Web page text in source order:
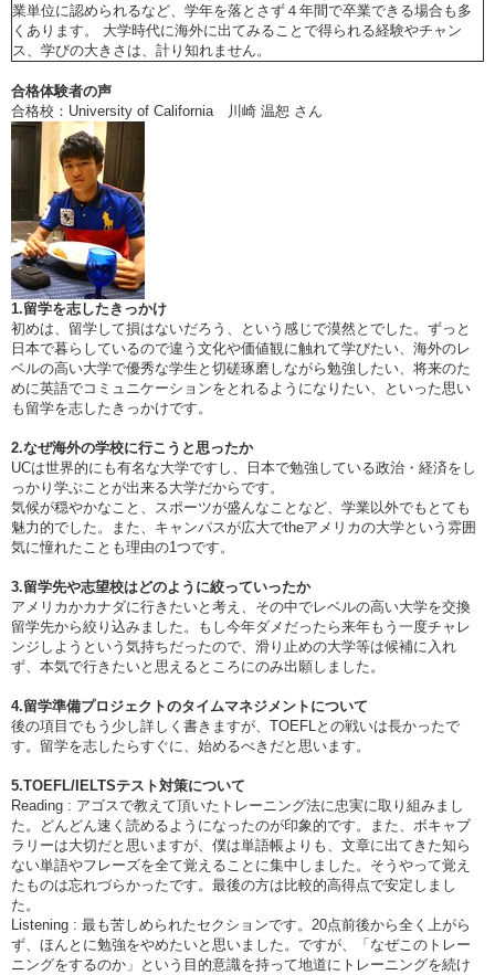
業単位に認められるなど、学年を落とさず４年間で卒業できる場合も多
くあります。 大学時代に海外に出てみることで得られる経験やチャン
ス、学びの大きさは、計り知れません。
合格体験者の声
合格校：University of California 川崎 温恕 さん
1.留学を志したきっかけ
初めは、留学して損はないだろう、という感じで漠然とでした。ずっと
日本で暮らしているので違う文化や価値観に触れて学びたい、海外のレ
ベルの高い大学で優秀な学生と切磋琢磨しながら勉強したい、将来のた
めに英語でコミュニケーションをとれるようになりたい、といった思い
も留学を志したきっかけです。
2.なぜ海外の学校に行こうと思ったか
UCは世界的にも有名な大学ですし、日本で勉強している政治・経済をし
っかり学ぶことが出来る大学だからです。
気候が穏やかなこと、スポーツが盛んなことなど、学業以外でもとても
魅力的でした。また、キャンパスが広大でtheアメリカの大学という雰囲
気に憧れたことも理由の1つです。
3.留学先や志望校はどのように絞っていったか
アメリカかカナダに行きたいと考え、その中でレベルの高い大学を交換
留学先から絞り込みました。もし今年ダメだったら来年もう一度チャレ
ンジしようという気持ちだったので、滑り止めの大学等は候補に入れ
ず、本気で行きたいと思えるところにのみ出願しました。
4.留学準備プロジェクトのタイムマネジメントについて
後の項目でもう少し詳しく書きますが、TOEFLとの戦いは長かったで
す。留学を志したらすぐに、始めるべきだと思います。
5.TOEFL/IELTSテスト対策について
Reading : アゴスで教えて頂いたトレーニング法に忠実に取り組みまし
た。どんどん速く読めるようになったのが印象的です。また、ボキャブ
ラリーは大切だと思いますが、僕は単語帳よりも、文章に出てきた知ら
ない単語やフレーズを全て覚えることに集中しました。そうやって覚え
たものは忘れづらかったです。最後の方は比較的高得点で安定しまし
た。
Listening : 最も苦しめられたセクションです。20点前後から全く上がら
ず、ほんとに勉強をやめたいと思いました。ですが、「なぜこのトレー
ニングをするのか」という目的意識を持って地道にトレーニングを続け